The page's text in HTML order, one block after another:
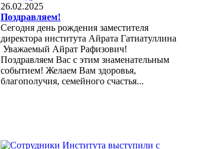
26.02.2025
Поздравляем!
Сегодня день рождения заместителя
директора института Айрата Гатиатуллина
Уважаемый Айрат Рафизович!
Поздравляем Вас с этим знаменательным
событием! Желаем Вам здоровья,
благополучия, семейного счастья...